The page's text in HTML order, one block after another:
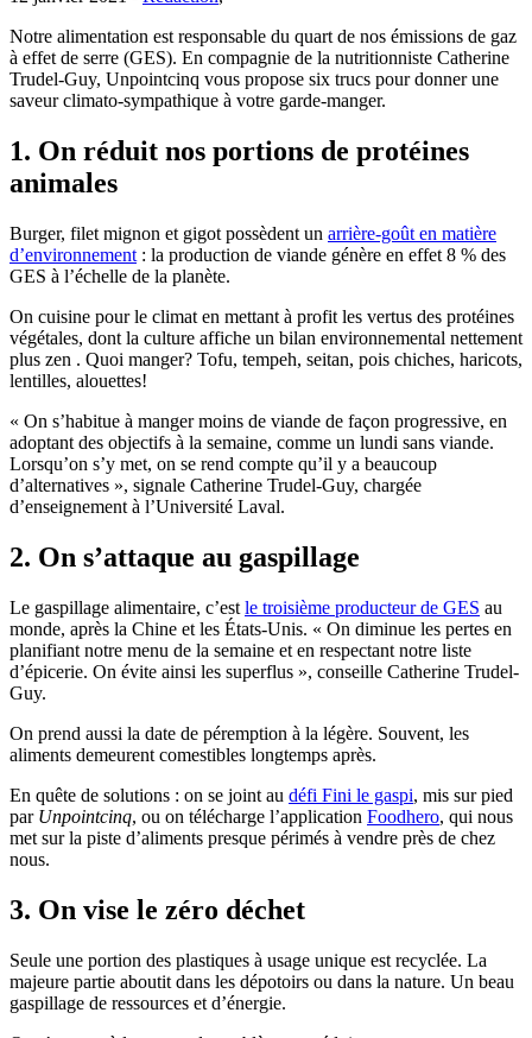
Notre alimentation est responsable du quart de nos émissions de gaz
à effet de serre (GES). En compagnie de la nutritionniste Catherine
Trudel-Guy, Unpointcinq vous propose six trucs pour donner une
saveur climato-sympathique à votre garde-manger.
1. On réduit nos portions de protéines
animales
Burger, filet mignon et gigot possèdent un arrière-goût en matière
d’environnement : la production de viande génère en effet 8 % des
GES à l’échelle de la planète.
On cuisine pour le climat en mettant à profit les vertus des protéines
végétales, dont la culture affiche un bilan environnemental nettement
plus zen . Quoi manger? Tofu, tempeh, seitan, pois chiches, haricots,
lentilles, alouettes!
« On s’habitue à manger moins de viande de façon progressive, en
adoptant des objectifs à la semaine, comme un lundi sans viande.
Lorsqu’on s’y met, on se rend compte qu’il y a beaucoup
d’alternatives », signale Catherine Trudel-Guy, chargée
d’enseignement à l’Université Laval.
2. On s’attaque au gaspillage
Le gaspillage alimentaire, c’est le troisième producteur de GES au
monde, après la Chine et les États-Unis. « On diminue les pertes en
planifiant notre menu de la semaine et en respectant notre liste
d’épicerie. On évite ainsi les superflus », conseille Catherine Trudel-
Guy.
On prend aussi la date de péremption à la légère. Souvent, les
aliments demeurent comestibles longtemps après.
En quête de solutions : on se joint au défi Fini le gaspi, mis sur pied
par Unpointcinq, ou on télécharge l’application Foodhero, qui nous
met sur la piste d’aliments presque périmés à vendre près de chez
nous.
3. On vise le zéro déchet
Seule une portion des plastiques à usage unique est recyclée. La
majeure partie aboutit dans les dépotoirs ou dans la nature. Un beau
gaspillage de ressources et d’énergie.